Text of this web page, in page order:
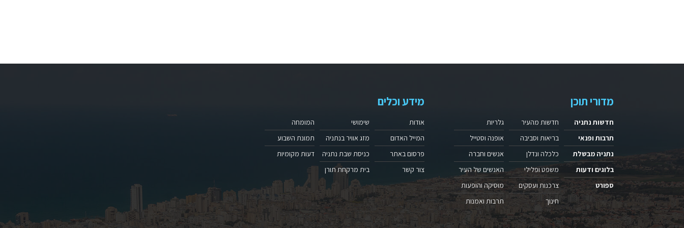
מדורי תוכן
חדשות נתניה
תרבות ופנאי
נתניה מבשלת
בלוגים ודעות
ספורט
חדשות מהעיר
בריאות וסביבה
כלכלה ונדלן
משפט ופלילי
צרכנות ועסקים
חינוך
גלריות
אופנה וסטייל
אנשים וחברה
האנשים של העיר
מוסיקה והופעות
תרבות ואמנות
מידע וכלים
אודות
המייל האדום
פרסום באתר
צור קשר
שימושי
מזג אוויר בנתניה
כניסת שבת נתניה
בית מרקחת תורן
המומחה
תמונת השבוע
דעות מקומיות